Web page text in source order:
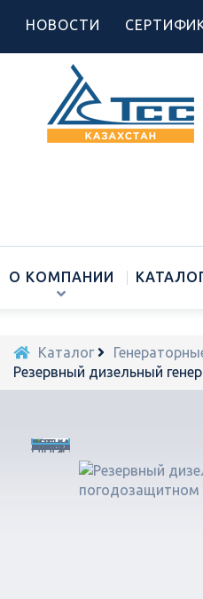
НОВОСТИ
О КОМПАНИИ
Каталог
Резервный дизельный